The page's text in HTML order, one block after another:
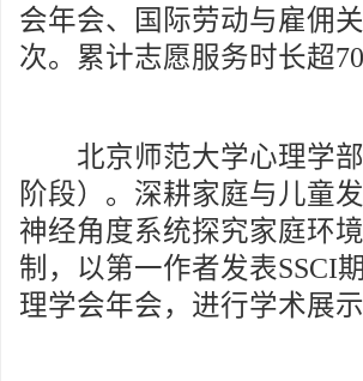
会年会、国际劳动与雇佣
次。累计志愿服务时长超
北京师范大学心理学部
阶段）。深耕家庭与儿童
神经角度系统探究家庭环
制，以第一作者发表SSCI
理学会年会，进行学术展示